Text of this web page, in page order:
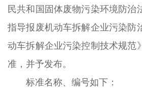
民共和国固体废物污染环境防治
指导报废机动车拆解企业污染防
动车拆解企业污染控制技术规范
准，并予发布。
标准名称、编号如下：